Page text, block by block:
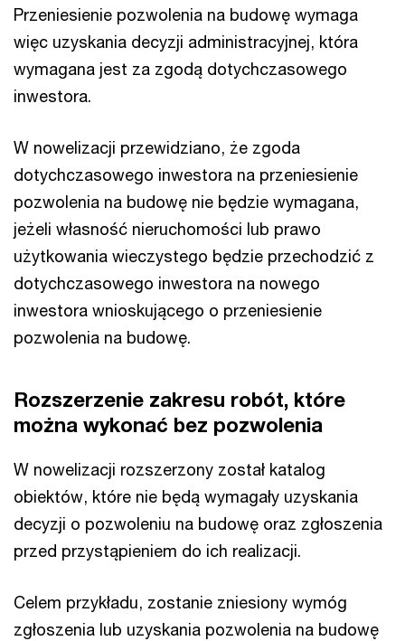
Przeniesienie pozwolenia na budowę wymaga
więc uzyskania decyzji administracyjnej, która
wymagana jest za zgodą dotychczasowego
inwestora.
W nowelizacji przewidziano, że zgoda
dotychczasowego inwestora na przeniesienie
pozwolenia na budowę nie będzie wymagana,
jeżeli własność nieruchomości lub prawo
użytkowania wieczystego będzie przechodzić z
dotychczasowego inwestora na nowego
inwestora wnioskującego o przeniesienie
pozwolenia na budowę.
Rozszerzenie zakresu robót, które
można wykonać bez pozwolenia
W nowelizacji rozszerzony został katalog
obiektów, które nie będą wymagały uzyskania
decyzji o pozwoleniu na budowę oraz zgłoszenia
przed przystąpieniem do ich realizacji.
Celem przykładu, zostanie zniesiony wymóg
zgłoszenia lub uzyskania pozwolenia na budowę